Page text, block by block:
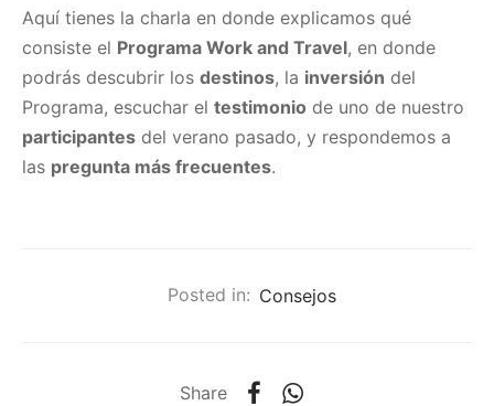
Aquí tienes la charla en donde explicamos qué
consiste el Programa Work and Travel, en donde
podrás descubrir los destinos, la inversión del
Programa, escuchar el testimonio de uno de nuestro
participantes del verano pasado, y respondemos a
las pregunta más frecuentes.
Posted in: Consejos
Share